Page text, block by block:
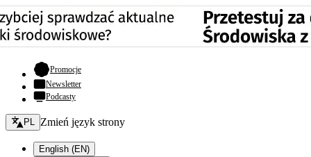
Promocje- otwiera się w nowej karcie
Newsletter
Podcasty
Zmień język - bieżący:
PL Zmień język strony
English (EN)